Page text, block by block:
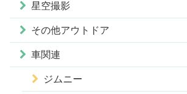
星空撮影
その他アウトドア
車関連
ジムニー